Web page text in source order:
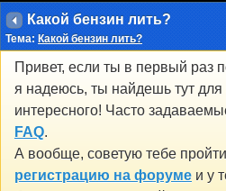
Какой бензин лить?
Тема: Какой бензин лить?
Привет, если ты в первый раз
я надеюсь, ты найдешь тут для
интересного! Часто
FAQ.
А вообще, советую тебе пройти
регистрацию на форуме и у